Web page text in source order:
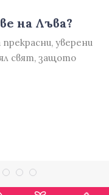
на Лъва?
прекрасни, уверени
свят, защото